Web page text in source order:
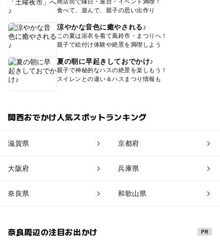
商店街で縁日・屋台・イベント満喫！
食べて、遊んで、親子の思い出作り
涼やかな音色に癒やされる♪
この夏は浴衣を着て風鈴市・まつりへ！
親子で絵付け体験や絶景を満喫しよう
夏の朝に早起きしておでかけ♪
親子で神秘的なハスの絶景を楽しもう！
スイレンとの違い＆ハスまつり情報も
関西おでかけ人気スポットランキング
滋賀県 京都府
大阪府 兵庫県
奈良県 和歌山県
奈良周辺の注目お出かけ